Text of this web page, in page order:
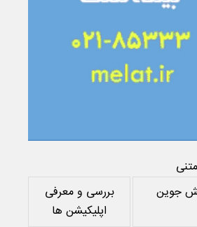
جوین
بررسی و معرفی
اپلیکیشن ها